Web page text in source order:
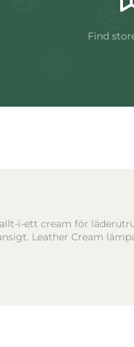
Find
i-ett cream för
Leather Cream